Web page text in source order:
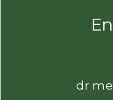
dr